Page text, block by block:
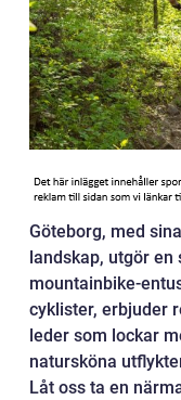
Göteborg, med
landskap, utgör
mountainbike-
cyklister, erbjuder
leder som lockar
natursköna
Låt oss ta en